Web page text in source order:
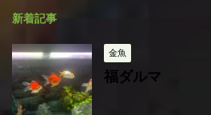
リ
ー
新着記事
金魚
福ダルマ